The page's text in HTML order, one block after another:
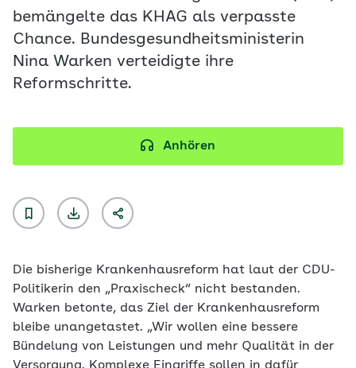
bemängelte das KHAG als verpasste
Chance. Bundesgesundheitsministerin
Nina Warken verteidigte ihre
Reformschritte.
Anhören
Die bisherige Krankenhausreform hat laut der CDU-
Politikerin den „Praxischeck“ nicht bestanden.
Warken betonte, das Ziel der Krankenhausreform
bleibe unangetastet. „Wir wollen eine bessere
Bündelung von Leistungen und mehr Qualität in der